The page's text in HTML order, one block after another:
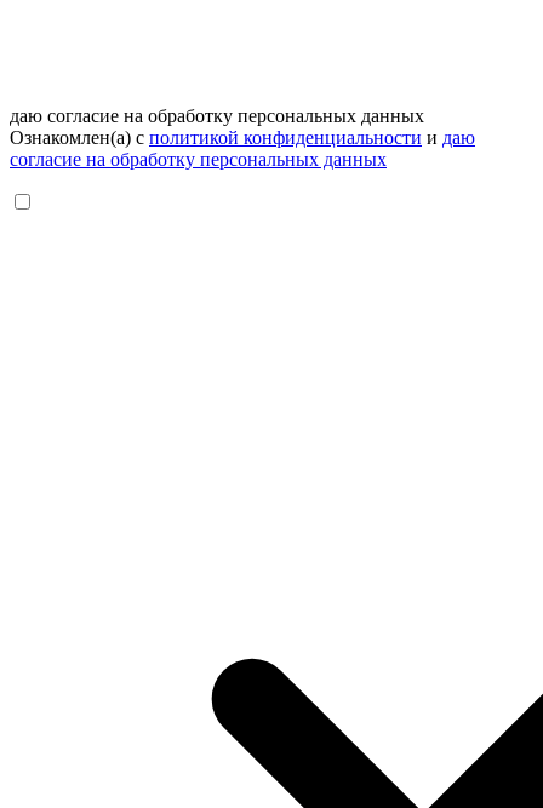
даю согласие на обработку персональных данных
Ознакомлен(а) с политикой конфиденциальности и даю
согласие на обработку персональных данных